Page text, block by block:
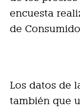
encuesta
de
Los datos de
también que